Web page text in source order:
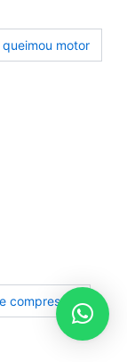
motor
compressor